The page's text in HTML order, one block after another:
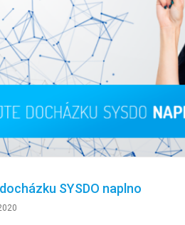
SYSDO naplno